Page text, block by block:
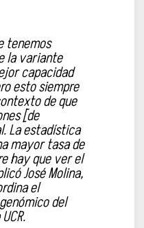
tenemos
la variante
capacidad
esto siempre
de que
[de
La estadística
mayor tasa de
hay que ver el
José Molina,
el
del